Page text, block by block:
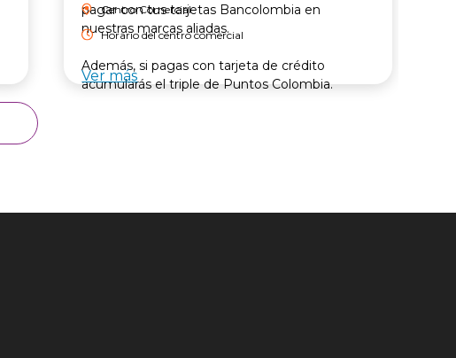
pagar con tus tarjetas Bancolombia en
nuestras marcas aliadas.
Además, si pagas con tarjeta de crédito
acumularás el triple de Puntos Colombia.
Centro Comercial
Horario del centro comercial
Ver más